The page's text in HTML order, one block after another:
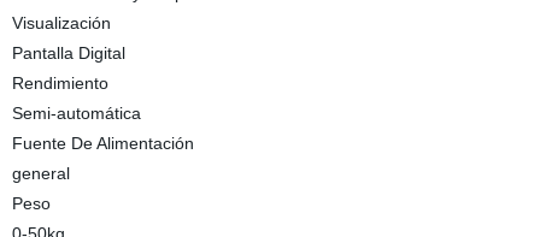
Visualización
Pantalla Digital
Rendimiento
Semi-automática
Fuente De Alimentación
general
Peso